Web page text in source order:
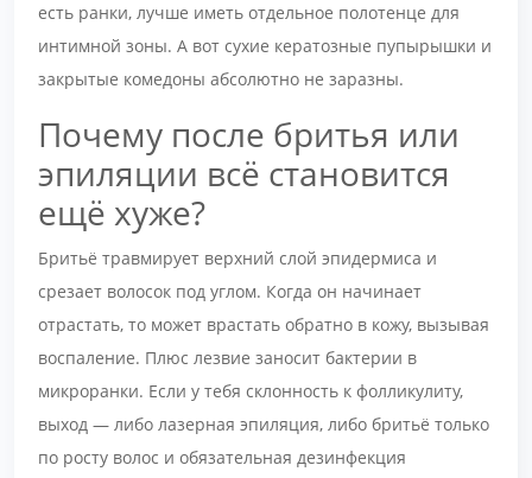
есть ранки, лучше иметь отдельное полотенце для
интимной зоны. А вот сухие кератозные пупырышки и
закрытые комедоны абсолютно не заразны.
Почему после бритья или
эпиляции всё становится
ещё хуже?
Бритьё травмирует верхний слой эпидермиса и
срезает волосок под углом. Когда он начинает
отрастать, то может врастать обратно в кожу, вызывая
воспаление. Плюс лезвие заносит бактерии в
микроранки. Если у тебя склонность к фолликулиту,
выход — либо лазерная эпиляция, либо бритьё только
по росту волос и обязательная дезинфекция